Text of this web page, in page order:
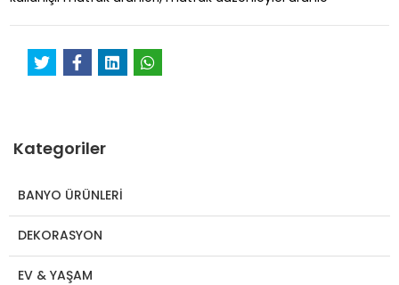
Kategoriler
BANYO ÜRÜNLERİ
DEKORASYON
EV & YAŞAM